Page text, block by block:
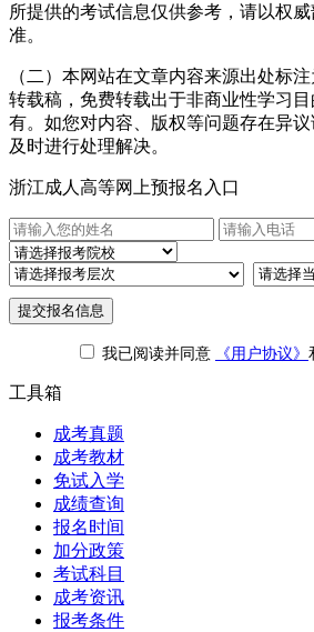
所提供的考试信息仅供参考，请以权
准。
（二）本网站在文章内容来源出处标
转载稿，免费转载出于非商业性学习
有。如您对内容、版权等问题存在异
及时进行处理解决。
浙江成人高等网上预报名入口
提交报名信息
我已阅读并同意 《用户协议》
工具箱
成考真题
成考教材
免试入学
成绩查询
报名时间
加分政策
考试科目
成考资讯
报考条件